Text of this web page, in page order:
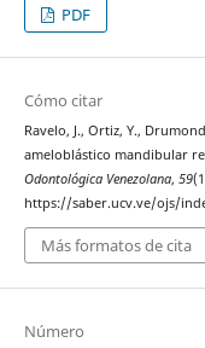
PDF
Cómo citar
Ravelo, J., Ortiz, Y.,
ameloblástico mandibular
Odontológica Venezolana, 59
https://saber.ucv.ve/ojs/
Más formatos de cita
Número